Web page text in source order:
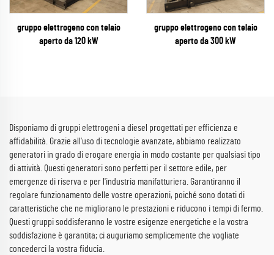
gruppo elettrogeno con telaio
aperto da 120 kW
gruppo elettrogeno con telaio
aperto da 300 kW
Disponiamo di gruppi elettrogeni a diesel progettati per efficienza e
affidabilità. Grazie all'uso di tecnologie avanzate, abbiamo realizzato
generatori in grado di erogare energia in modo costante per qualsiasi tipo
di attività. Questi generatori sono perfetti per il settore edile, per
emergenze di riserva e per l'industria manifatturiera. Garantiranno il
regolare funzionamento delle vostre operazioni, poiché sono dotati di
caratteristiche che ne migliorano le prestazioni e riducono i tempi di fermo.
Questi gruppi soddisferanno le vostre esigenze energetiche e la vostra
soddisfazione è garantita; ci auguriamo semplicemente che vogliate
concederci la vostra fiducia.